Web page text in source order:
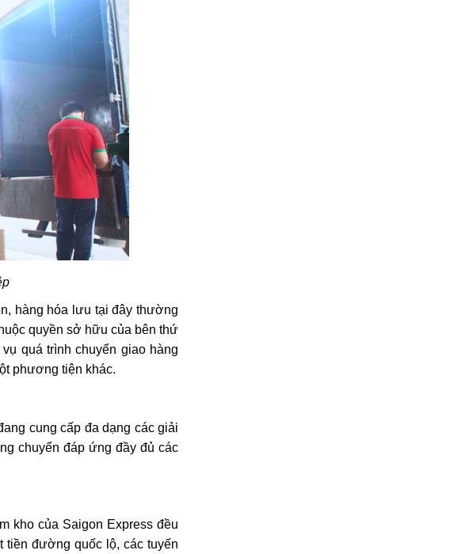
hàng hóa lưu tại đây thường
quyền sở hữu của bên thứ
quá trình chuyển giao hàng
phương tiện khác.
cung cấp đa dạng các giải
chuyển đáp ứng đầy đủ các
kho của Saigon Express đều
tiền đường quốc lộ, các tuyến